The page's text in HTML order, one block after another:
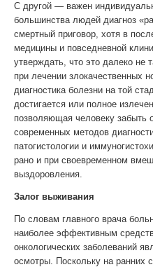
С другой — важен
большинства людей диагноз
смертный приговор, хотя в
медицины и повседневной
утверждать, что это далеко
при лечении злокачественных
диагностика болезни на той
достигается или полное
позволяющая человеку
современных методов
патогистологии и
рано и при своевременном
выздоровления.
Залог выживания
По словам главного врача
наиболее эффективным
онкологических заболеваний
осмотры. Поскольку на ранних